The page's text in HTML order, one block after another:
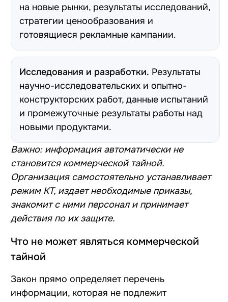
на новые рынки, результаты исследований,
стратегии ценообразования и
готовящиеся рекламные кампании.
Исследования и разработки. Результаты
научно-исследовательских и опытно-
конструкторских работ, данные испытаний
и промежуточные результаты работы над
новыми продуктами.
Важно: информация автоматически не
становится коммерческой тайной.
Организация самостоятельно устанавливает
режим КТ, издает необходимые приказы,
знакомит с ними персонал и принимает
действия по их защите.
Что не может являться коммерческой
тайной
Закон прямо определяет перечень
информации, которая не подлежит